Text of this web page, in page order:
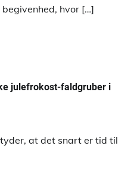
hvor […]
julefrokost-faldgruber i
at det snart er tid til